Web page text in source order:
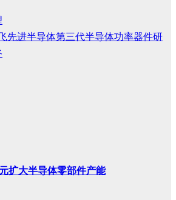
先进半导体第三代半导体功率器件研
扩大半导体零部件产能